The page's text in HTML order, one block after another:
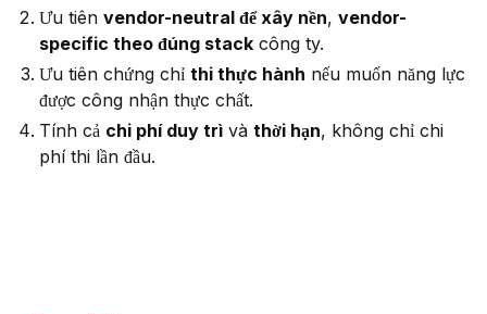
Ưu tiên vendor-neutral để xây nền, vendor-
specific theo đúng stack công ty.
Ưu tiên chứng chỉ thi thực hành nếu muốn năng lực
được công nhận thực chất.
Tính cả chi phí duy trì và thời hạn, không chỉ chi
phí thi lần đầu.